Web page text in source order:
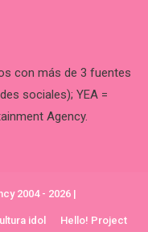
con más de 3 fuentes
sociales); YEA =
Agency.
2004 - 2026 |
idol Hello! Project